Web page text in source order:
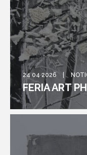
24 04 2026
FERIA ART